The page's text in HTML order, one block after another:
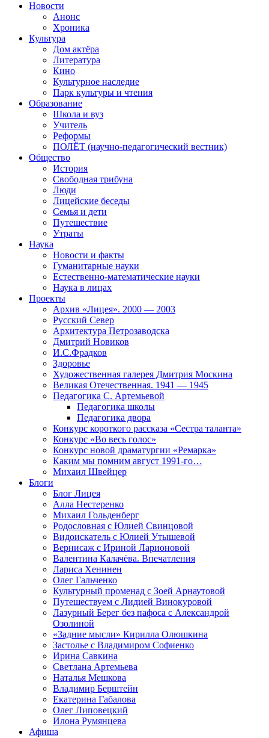
Новости
Анонс
Хроника
Культура
Дом актёра
Литература
Кино
Культурное наследие
Парк культуры и чтения
Образование
Школа и вуз
Учитель
Реформы
ПОЛЁТ (научно-педагогический вестник)
Общество
История
Свободная трибуна
Люди
Лицейские беседы
Семья и дети
Путешествие
Утраты
Наука
Новости и факты
Гуманитарные науки
Естественно-математические науки
Наука в лицах
Проекты
Архив «Лицея». 2000 — 2003
Русский Север
Архитектура Петрозаводска
Дмитрий Новиков
И.С.Фрадков
Здоровье
Художественная галерея Дмитрия Москина
Великая Отечественная. 1941 — 1945
Педагогика С. Артемьевой
Педагогика школы
Педагогика двора
Конкурс короткого рассказа «Сестра таланта»
Конкурс «Во весь голос»
Конкурс новой драматургии «Ремарка»
Каким мы помним август 1991-го…
Михаил Швейцер
Блоги
Блог Лицея
Алла Нестеренко
Михаил Гольденберг
Родословная с Юлией Свинцовой
Видоискатель с Юлией Утышевой
Вернисаж с Ириной Ларионовой
Валентина Калачёва. Впечатления
Лариса Хенинен
Олег Гальченко
Культурный променад с Зоей Арнаутовой
Путешествуем с Лидией Винокуровой
Лазурный Берег без пафоса с Александрой
Озолиной
«Задние мысли» Кирилла Олюшкина
Застолье с Владимиром Софиенко
Ирина Савкина
Светлана Артемьева
Наталья Мешкова
Владимир Берштейн
Екатерина Габалова
Олег Липовецкий
Илона Румянцева
Афиша